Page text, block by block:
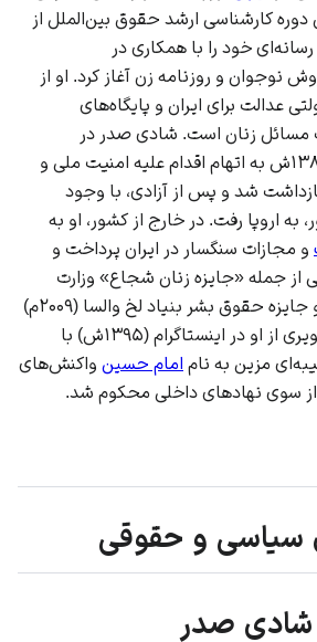
کارشناسی ارشد حقوق بین‌الملل از
خود را با همکاری در
نوجوان و روزنامه زن آغاز کرد. او از
عدالت برای ایران و پایگاه‌های
مسائل زنان است. شادی صدر در
سال‌های ۱۳۸۵ش و ۱۳۸۸ش به اتهام اقدام علیه امنیت ملی و
شد و پس از آزادی، با وجود
به اروپا رفت. در خارج از کشور، او به
و مجازات سنگسار در ایران پرداخت و
از جمله «جایزه زنان شجاع» وزارت
خارجه آمریکا (۲۰۱۰م) و جایزه حقوق بشر بنیاد لخ والسا (۲۰۰۹م)
از او در اینستاگرام
(۱۳۹۵ش) با
مزین به نام امام حسین واکنش‌های
از سوی نهادهای داخلی محکوم شد.
سیاسی و حقوقی
شادی صدر